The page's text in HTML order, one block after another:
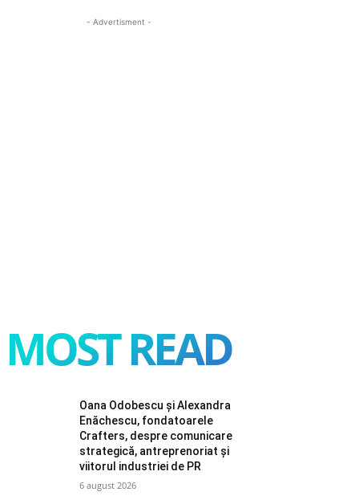
- Advertisment -
MOST READ
Oana Odobescu și Alexandra
Enăchescu, fondatoarele
Crafters, despre comunicare
strategică, antreprenoriat și
viitorul industriei de PR
6 august 2026